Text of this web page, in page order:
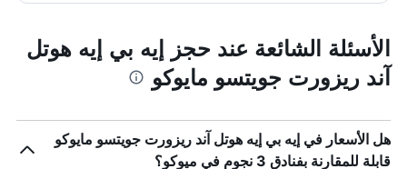
الأسئلة الشائعة عند حجز إيه بي إيه هوتل
آند ريزورت جويتسو مايوكو
هل الأسعار في إيه بي إيه هوتل آند ريزورت جويتسو مايوكو
قابلة للمقارنة بفنادق 3 نجوم في ميوكو؟